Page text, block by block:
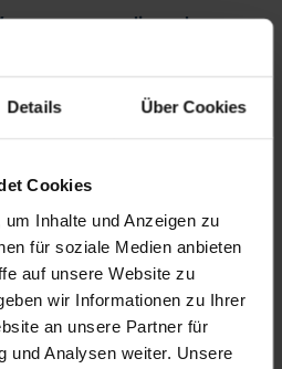
Details Über Cookies
Cookies
Inhalte und Anzeigen zu
für soziale Medien anbieten
auf unsere Website zu
wir Informationen zu Ihrer
an unsere Partner für
und Analysen weiter. Unsere
exsudierender